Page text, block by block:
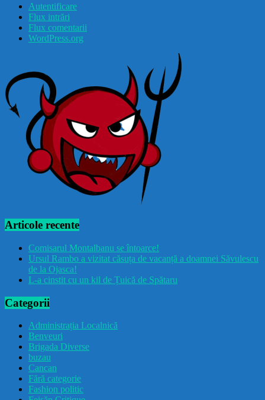
Autentificare
Flux intrări
Flux comentarii
WordPress.org
Articole recente
Comisarul Montalbanu se întoarce!
Ursul Rambo a vizitat căsuța de vacanță a doamnei Săvulescu
de la Ojasca!
L-a cinstit cu un kil de Țuică de Spătaru
Categorii
Administrația Localnică
Benveuri
Brigada Diverse
buzau
Cancan
Fără categorie
Fashion politic